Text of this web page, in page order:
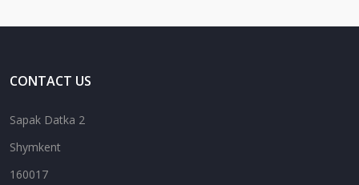
CONTACT US
Sapak Datka 2
Shymkent
160017